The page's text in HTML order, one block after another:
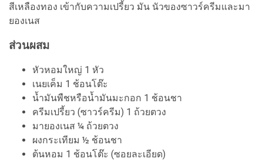
สีเหลืองทอง เข้ากับความเปรี้ยว มัน นัวของซาวร์ครีมและมา
ยองเนส
ส่วนผสม
หัวหอมใหญ่ 1 หัว
เนยเค็ม 1 ช้อนโต๊ะ
น้ำมันพืชหรือน้ำมันมะกอก 1 ช้อนชา
ครีมเปรี้ยว (ซาวร์ครีม) 1 ถ้วยตวง
มายองเนส ¼ ถ้วยตวง
ผงกระเทียม ½ ช้อนชา
ต้นหอม 1 ช้อนโต๊ะ (ซอยละเอียด)